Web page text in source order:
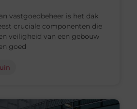
vastgoedbeheer is het dak
cruciale componenten die
veiligheid van een gebouw
goed